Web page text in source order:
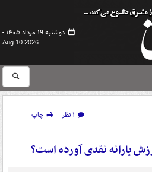
دوشنبه ۱۹ مرداد ۱۴۰۵ -
Aug 10 2026
۱ نظر
چاپ
یارانه نقدی آورده است؟